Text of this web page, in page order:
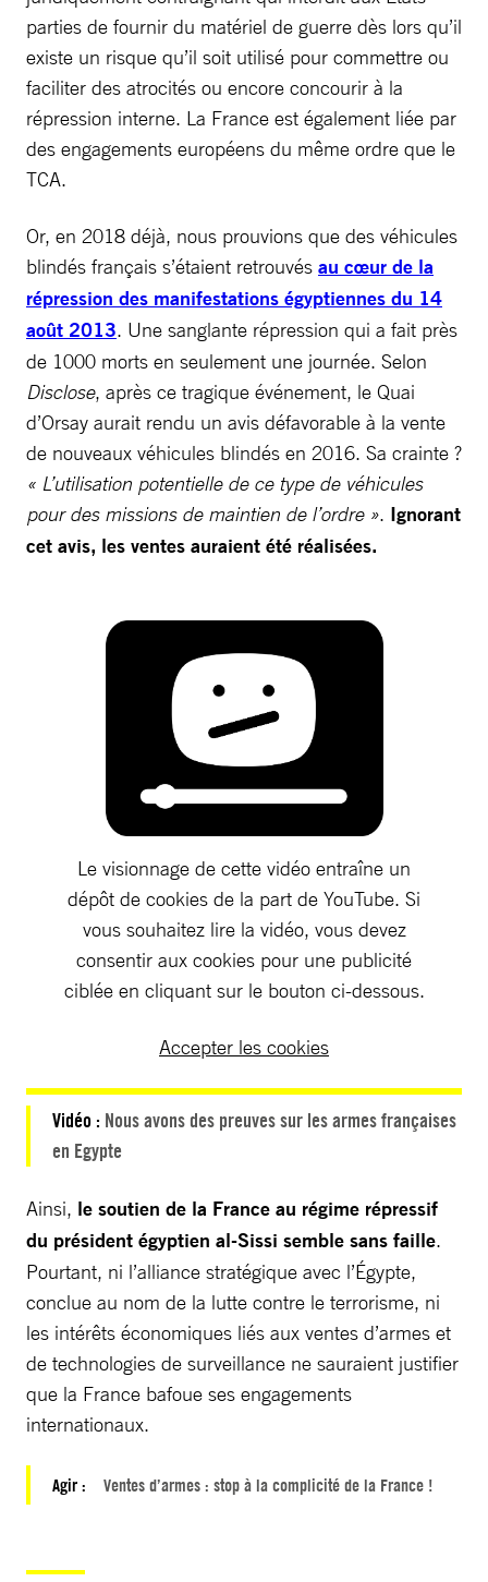
parties de fournir du matériel de guerre dès lors qu’il
existe un risque qu’il soit utilisé pour commettre ou
faciliter des atrocités ou encore concourir à la
répression interne. La France est également liée par
des engagements européens du même ordre que le
TCA.
Or, en 2018 déjà, nous prouvions que des véhicules
blindés français s’étaient retrouvés au cœur de la
répression des manifestations égyptiennes du 14
août 2013. Une sanglante répression qui a fait près
de 1000 morts en seulement une journée. Selon
Disclose, après ce tragique événement, le Quai
d’Orsay aurait rendu un avis défavorable à la vente
de nouveaux véhicules blindés en 2016. Sa crainte ?
« L’utilisation potentielle de ce type de véhicules
pour des missions de maintien de l’ordre ». Ignorant
cet avis, les ventes auraient été réalisées.
Le visionnage de cette vidéo entraîne un
dépôt de cookies de la part de YouTube. Si
vous souhaitez lire la vidéo, vous devez
consentir aux cookies pour une publicité
ciblée en cliquant sur le bouton ci-dessous.
Accepter les cookies
Vidéo : Nous avons des preuves sur les armes françaises
en Egypte
Ainsi, le soutien de la France au régime répressif
du président égyptien al-Sissi semble sans faille.
Pourtant, ni l’alliance stratégique avec l’Égypte,
conclue au nom de la lutte contre le terrorisme, ni
les intérêts économiques liés aux ventes d’armes et
de technologies de surveillance ne sauraient justifier
que la France bafoue ses engagements
internationaux.
Agir : Ventes d’armes : stop à la complicité de la France !